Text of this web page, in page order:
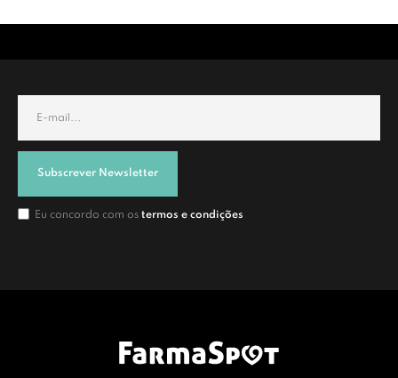
Subscrever Newsletter
Eu concordo com os termos e condições